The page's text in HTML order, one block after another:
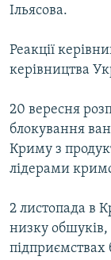
Ільясова.
Реакції
керівництва
20 вересня
блокування
Криму з
лідерами
2 листопада в
низку обшуків,
підприємствах